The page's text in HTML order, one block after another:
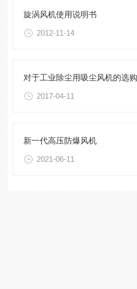
旋涡风机使用说明书
2012-11-14
2017-04-11
新一代高压防爆风机
2021-06-11